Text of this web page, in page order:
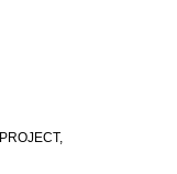
PROJECT,